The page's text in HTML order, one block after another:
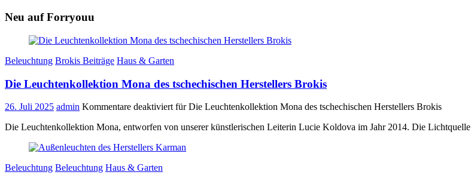
Neu auf Forryouu
Beleuchtung Brokis Beiträge Haus & Garten
Die Leuchtenkollektion Mona des tschechischen Herstellers Brokis
26. Juli 2025 admin Kommentare deaktiviert für Die Leuchtenkollektion Mona des tschechischen Herstellers Brokis
Die Leuchtenkollektion Mona, entworfen von unserer künstlerischen Leiterin Lucie Koldova im Jahr 2014. Die
Beleuchtung Beleuchtung Haus & Garten